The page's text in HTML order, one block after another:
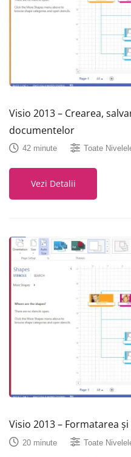
Visio 2013 – Crearea,
documentelor
42 minute Toate
Vezi Detalii
Visio 2013 – Formatarea
20 minute Toate